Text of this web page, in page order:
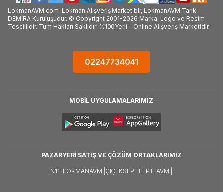
LokmanAVM.com-Lokman Alışveriş Market bir, LokmanAVM Tarık
DEMİRA Kuruluşudur. © Copyright 2001-2026 Marka, Logo ve Resim
Tescillidir. Tüm Hakları Saklıdır! %100Yerli - Online Alışveriş Marketidir.
02247734041
MOBİL UYGULAMALARIMIZ
PAZARYERİ SATIŞ VE ÇÖZÜM ORTAKLARIMIZ
N11 | LOKMANAVM | ÇIÇEKSEPETI | PTTAVM |